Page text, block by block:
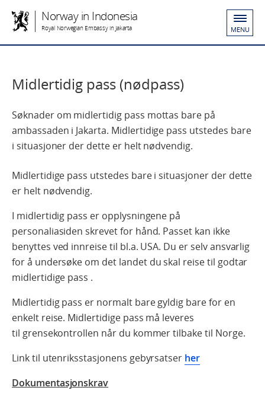
Norway in Indonesia
Royal Norwegian Embassy in Jakarta MENU
Midlertidig pass (nødpass)
Søknader om midlertidig pass mottas bare på
ambassaden i Jakarta. Midlertidige pass utstedes bare
i situasjoner der dette er helt nødvendig.
Midlertidige pass utstedes bare i situasjoner der dette
er helt nødvendig.
I midlertidig pass er opplysningene på
personaliasiden skrevet for hånd. Passet kan ikke
benyttes ved innreise til bl.a. USA. Du er selv ansvarlig
for å undersøke om det landet du skal reise til godtar
midlertidige pass .
Midlertidig pass er normalt bare gyldig bare for en
enkelt reise. Midlertidige pass må leveres
til grensekontrollen når du kommer tilbake til Norge.
Link til utenriksstasjonens gebyrsatser her
Dokumentasjonskrav